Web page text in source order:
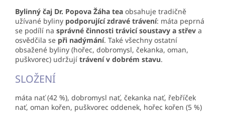
Bylinný čaj Dr. Popova Žáha tea obsahuje tradičně
užívané byliny podporující zdravé trávení: máta peprná
se podílí na správné činnosti trávicí soustavy a střev a
osvědčila se při nadýmání. Také všechny ostatní
obsažené byliny (hořec, dobromysl, čekanka, oman,
puškvorec) udržují trávení v dobrém stavu.
SLOŽENÍ
máta nať (42 %), dobromysl nať, čekanka nať, řebříček
nať, oman kořen, puškvorec oddenek, hořec kořen (5 %)